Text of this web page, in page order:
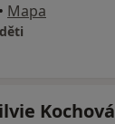
• Mapa
Kochová